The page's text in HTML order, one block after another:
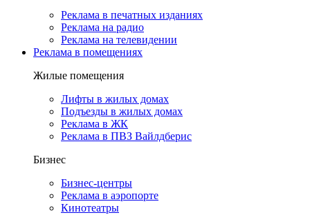
Реклама в печатных изданиях
Реклама на радио
Реклама на телевидении
Реклама в помещениях
Жилые помещения
Лифты в жилых домах
Подъезды в жилых домах
Реклама в ЖК
Реклама в ПВЗ Вайлдберис
Бизнес
Бизнес-центры
Реклама в аэропорте
Кинотеатры